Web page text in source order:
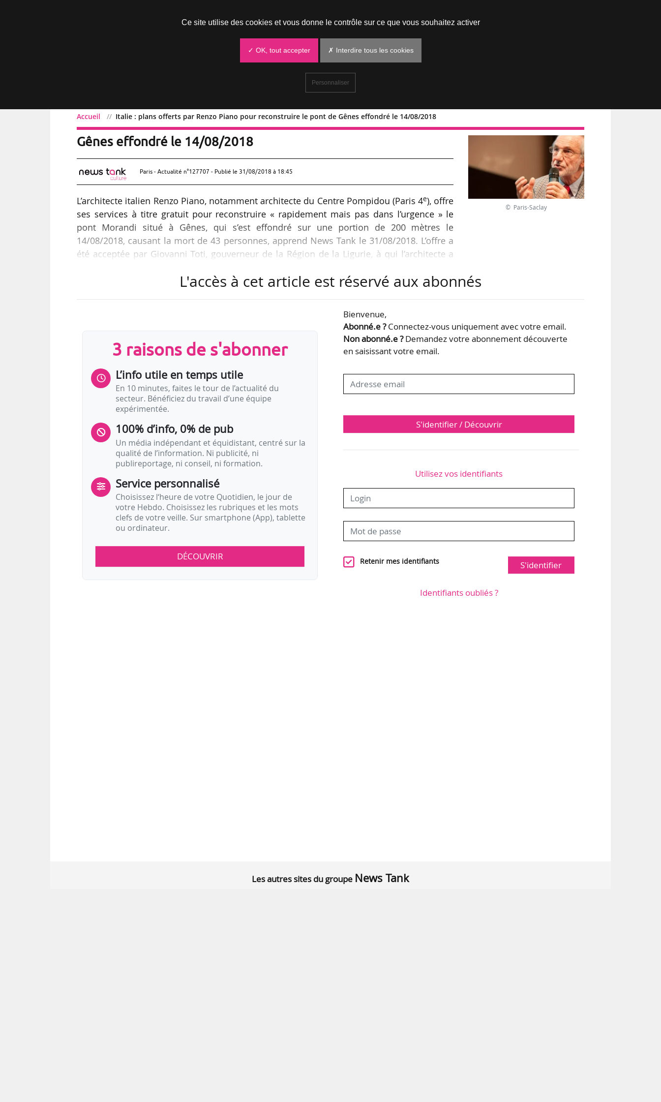
Accueil Italie : plans offerts par Renzo Piano pour reconstruire le pont de Gênes effondré le 14/08/2018
Italie : plans offerts par Renzo Piano pour reconstruire le pont de
Gênes effondré le 14/08/2018
Paris - Actualité n°127707 - Publié le 31/08/2018 à 18:45
L’architecte italien Renzo Piano, notamment architecte du Centre Pompidou (Paris 4e), offre
ses services à titre gratuit pour reconstruire « rapidement mais pas dans l’urgence » le
pont Morandi situé à Gênes, qui s’est effondré sur une portion de 200 mètres le
14/08/2018, causant la mort de 43 personnes, apprend News Tank le 31/08/2018. L’offre a
été acceptée par Giovanni Toti, gouverneur de la Région de la Ligurie, à qui l’architecte a
que le nouveau pont aura les traits de Gênes et de nos qualités. Cela doit être un endroit
© Paris-Saclay
L'accès à cet article est réservé aux abonnés
3 raisons de s'abonner
L’info utile en temps utile
En 10 minutes, faites le tour de l’actualité du
secteur. Bénéficiez du travail d’une équipe
expérimentée.
100% d’info, 0% de pub
Un média indépendant et équidistant, centré sur la
qualité de l’information. Ni publicité, ni
publireportage, ni conseil, ni formation.
Service personnalisé
Choisissez l‘heure de votre Quotidien, le jour de
votre Hebdo. Choisissez les rubriques et les mots
clefs de votre veille. Sur smartphone (App), tablette
ou ordinateur.
DÉCOUVRIR
Bienvenue,
Abonné.e ?Connectez-vous uniquement avec votre email.
Non abonné.e ?Demandez votre abonnement découverte
en saisissant votre email.
S'identifier / Découvrir
Utilisez vos identifiants
Retenir mes identifiants S'identifier
Identifiants oubliés ?
Les autres sites du groupe News Tank
Ce site utilise des cookies et vous donne le contrôle sur ce que vous souhaitez activer
✓ OK, tout accepter ✗ Interdire tous les cookies
Personnaliser